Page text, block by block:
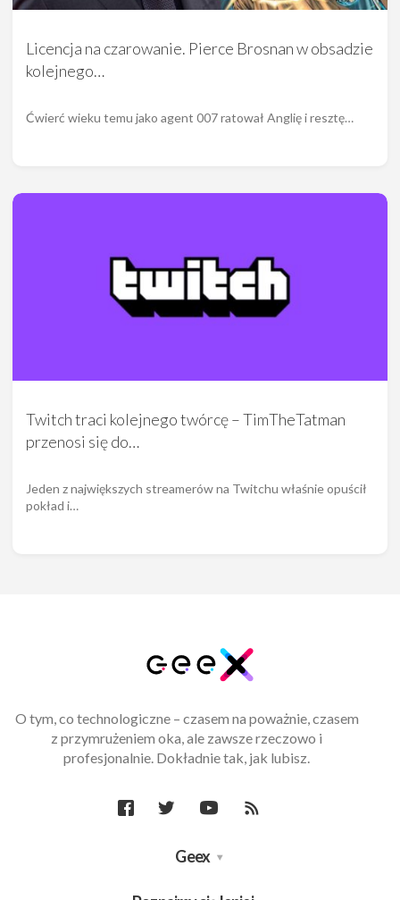
Licencja na czarowanie. Pierce Brosnan w obsadzie
kolejnego…
Ćwierć wieku temu jako agent 007 ratował Anglię i resztę…
Twitch traci kolejnego twórcę – TimTheTatman
przenosi się do…
Jeden z największych streamerów na Twitchu właśnie opuścił
pokład i…
O tym, co technologiczne – czasem na poważnie, czasem
z przymrużeniem oka, ale zawsze rzeczowo i
profesjonalnie. Dokładnie tak, jak lubisz.
Geex